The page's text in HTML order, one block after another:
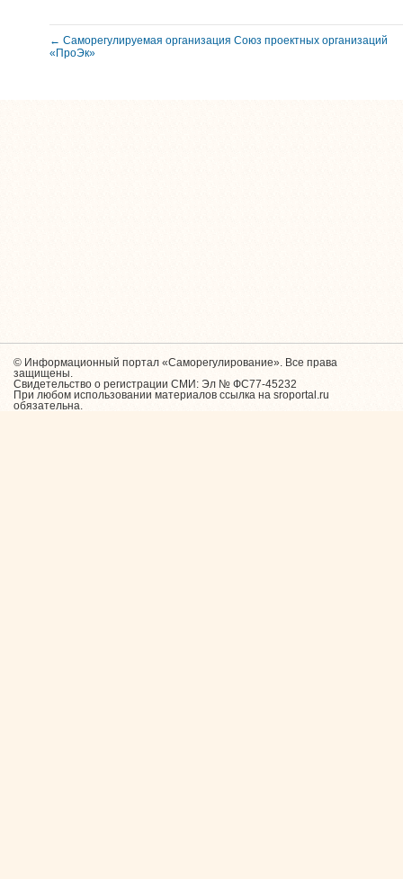
← Саморегулируемая организация Союз проектных организаций
«ПроЭк»
© Информационный портал «Саморегулирование». Все права
защищены.
Свидетельство о регистрации СМИ: Эл № ФС77-45232
При любом использовании материалов ссылка на sroportal.ru
обязательна.